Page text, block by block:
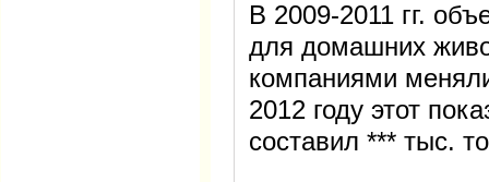
В 2009-2011 гг.
для домашних
компаниями
2012 году этот
составил *** тыс.